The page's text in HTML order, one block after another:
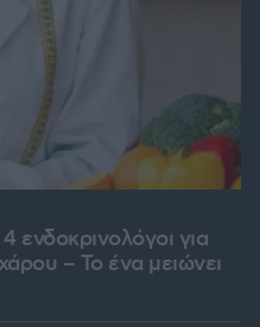
ενδοκρινολόγοι για
– Το ένα μειώνει